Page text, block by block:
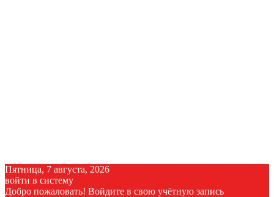
Пятница, 7 августа, 2026
войти в систему
Добро пожаловать! Войдите в свою учётную запись